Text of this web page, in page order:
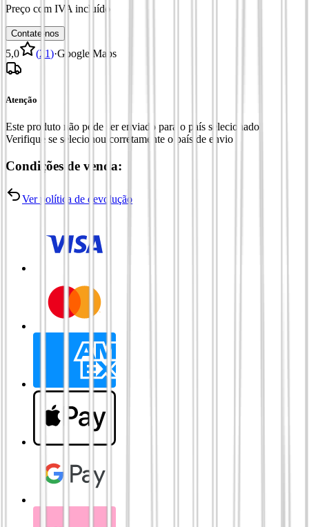
Preço com IVA incluído
Contate-nos
5,0 (21)·Google Maps
Atenção
Este produto não pode ser enviado para o país selecionado
Verifique se selecionou corretamente o país de envio
Condições de venda:
Ver política de devolução